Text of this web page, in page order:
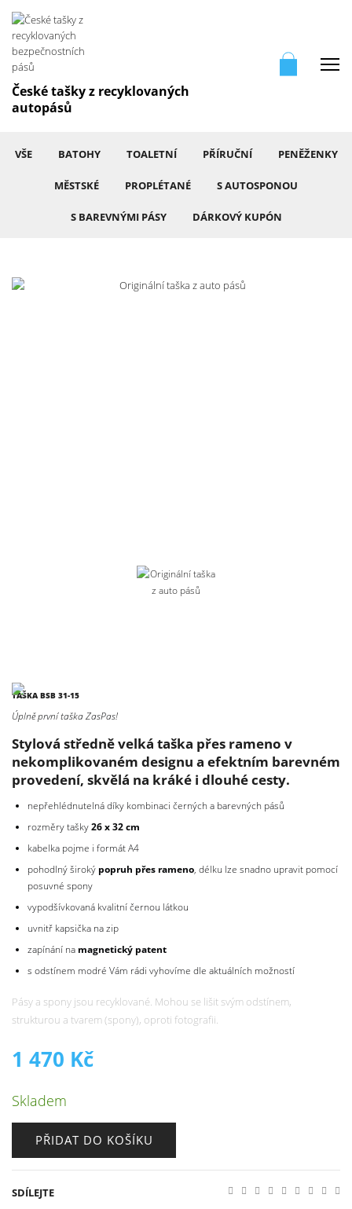
České tašky z recyklovaných
autopásů
VŠE BATOHY TOALETNÍ PŘÍRUČNÍ PENĚŽENKY
MĚSTSKÉ PROPLÉTANÉ S AUTOSPONOU
S BAREVNÝMI PÁSY DÁRKOVÝ KUPÓN
TAŠKA BSB 31-15
Úplně první taška ZasPas!
Stylová středně velká taška přes rameno v
nekomplikovaném designu a efektním barevném
provedení, skvělá na kráké i dlouhé cesty.
nepřehlédnutelná díky kombinaci černých a barevných pásů
rozměry tašky26 x 32cm
kabelka pojme i formát A4
pohodlný široký popruh přes rameno, délku lze snadno upravit pomocí
posuvné spony
vypodšívkovaná kvalitní černou látkou
uvnitř kapsička na zip
zapínání na magnetický patent
s odstínem modré Vám rádi vyhovíme dle aktuálních možností
Pásy a spony jsou recyklované. Mohou se lišit svým odstínem,
strukturou a tvarem (spony), oproti fotografii.
1 470 Kč
Skladem
PŘIDAT DO KOŠÍKU
SDÍLEJTE